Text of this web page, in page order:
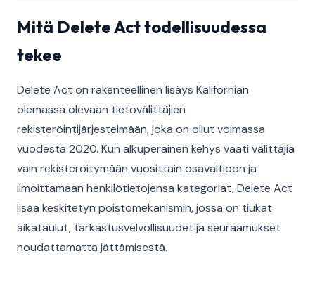
Mitä Delete Act todellisuudessa
tekee
Delete Act on rakenteellinen lisäys Kalifornian
olemassa olevaan tietovälittäjien
rekisteröintijärjestelmään, joka on ollut voimassa
vuodesta 2020. Kun alkuperäinen kehys vaati välittäjiä
vain rekisteröitymään vuosittain osavaltioon ja
ilmoittamaan henkilötietojensa kategoriat, Delete Act
lisää keskitetyn poistomekanismin, jossa on tiukat
aikataulut, tarkastusvelvollisuudet ja seuraamukset
noudattamatta jättämisestä.